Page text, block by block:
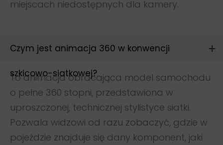
miejscach niedostępnych dla kamery.
Czym jest animacja 360 w konwencji
szkicowo-siatkowej?
To animacja obracająca model samochodu
o pełne 360 stopni, przedstawiona w
uproszczonej, technicznej stylistyce siatki.
Pozwala widzowi od razu zobaczyć, gdzie w
pojeździe znajduje się dany komponent, jaki
Projekty
Oferta
Cennik
Kontakt
Blog
Studio animacji Warszawa
Landingi